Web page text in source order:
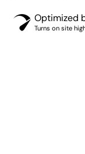
Optimized
Turns on site